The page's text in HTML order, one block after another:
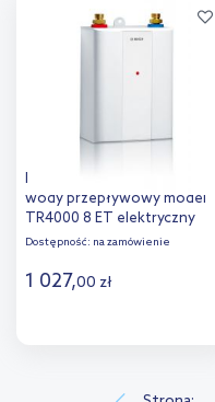
Dodaj do
Bosch Tronic podgrzewacz
wody przepływowy model
TR4000 8 ET elektryczny
7736504693
Dostępność: na zamówienie
1 027,00 zł